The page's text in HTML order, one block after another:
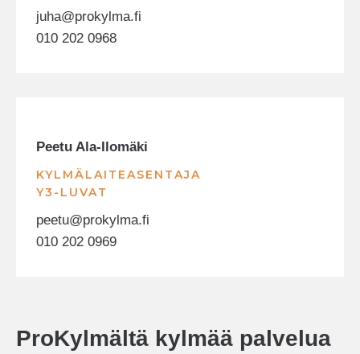
juha@prokylma.fi
010 202 0968
Peetu Ala-Ilomäki
KYLMÄLAITEASENTAJA
Y3-LUVAT
peetu@prokylma.fi
010 202 0969
ProKylmältä kylmää palvelua